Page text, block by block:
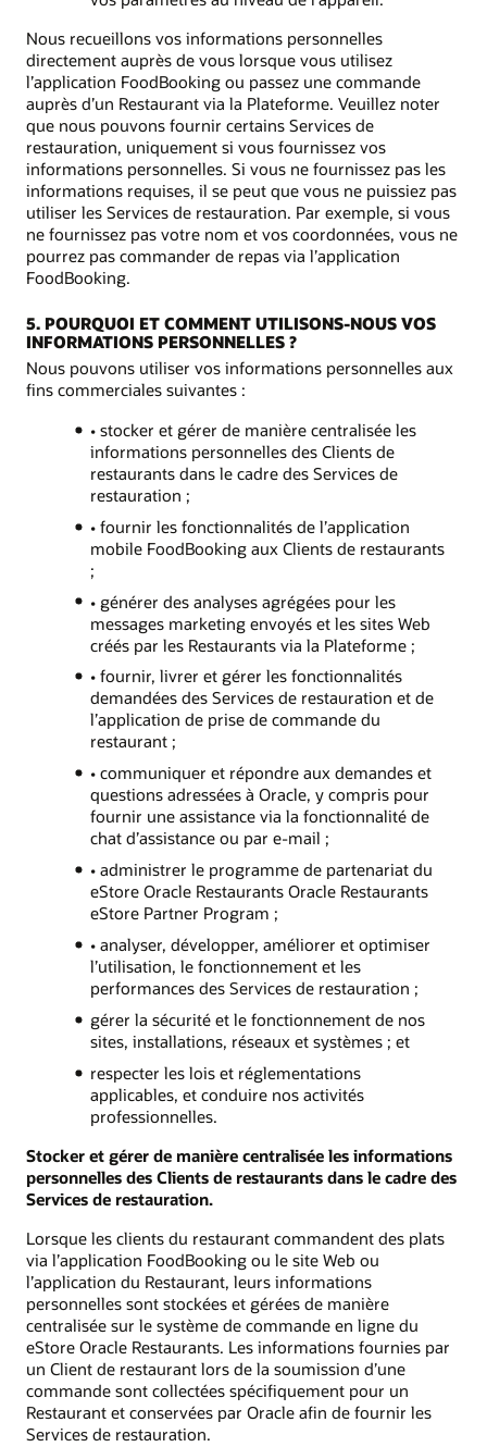
Nous recueillons vos informations personnelles
directement auprès de vous lorsque vous utilisez
l’application FoodBooking ou passez une commande
auprès d’un Restaurant via la Plateforme. Veuillez noter
que nous pouvons fournir certains Services de
restauration, uniquement si vous fournissez vos
informations personnelles. Si vous ne fournissez pas les
informations requises, il se peut que vous ne puissiez pas
utiliser les Services de restauration. Par exemple, si vous
ne fournissez pas votre nom et vos coordonnées, vous ne
pourrez pas commander de repas via l’application
FoodBooking.
5. POURQUOI ET COMMENT UTILISONS-NOUS VOS
INFORMATIONS PERSONNELLES ?
Nous pouvons utiliser vos informations personnelles aux
fins commerciales suivantes :
• stocker et gérer de manière centralisée les
informations personnelles des Clients de
restaurants dans le cadre des Services de
restauration ;
• fournir les fonctionnalités de l’application
mobile FoodBooking aux Clients de restaurants
;
• générer des analyses agrégées pour les
messages marketing envoyés et les sites Web
créés par les Restaurants via la Plateforme ;
• fournir, livrer et gérer les fonctionnalités
demandées des Services de restauration et de
l’application de prise de commande du
restaurant ;
• communiquer et répondre aux demandes et
questions adressées à Oracle, y compris pour
fournir une assistance via la fonctionnalité de
chat d’assistance ou par e-mail ;
• administrer le programme de partenariat du
eStore Oracle Restaurants Oracle Restaurants
eStore Partner Program ;
• analyser, développer, améliorer et optimiser
l’utilisation, le fonctionnement et les
performances des Services de restauration ;
gérer la sécurité et le fonctionnement de nos
sites, installations, réseaux et systèmes ; et
respecter les lois et réglementations
applicables, et conduire nos activités
professionnelles.
Stocker et gérer de manière centralisée les informations
personnelles des Clients de restaurants dans le cadre des
Services de restauration.
Lorsque les clients du restaurant commandent des plats
via l’application FoodBooking ou le site Web ou
l’application du Restaurant, leurs informations
personnelles sont stockées et gérées de manière
centralisée sur le système de commande en ligne du
eStore Oracle Restaurants. Les informations fournies par
un Client de restaurant lors de la soumission d’une
commande sont collectées spécifiquement pour un
Restaurant et conservées par Oracle afin de fournir les
Services de restauration.